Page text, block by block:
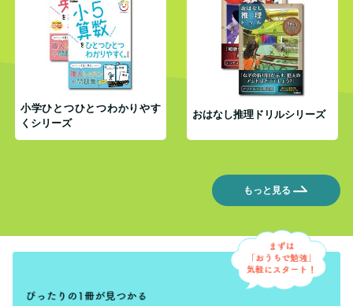
小学ひとつひとつわかりやす
くシリーズ
おはなし推理ドリルシリーズ
もっと見る